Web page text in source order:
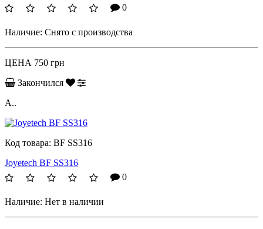
0
Наличие: Снято с производства
ЦЕНА 750 грн
Закончился
A..
Код товара: BF SS316
Joyetech BF SS316
0
Наличие: Нет в наличии